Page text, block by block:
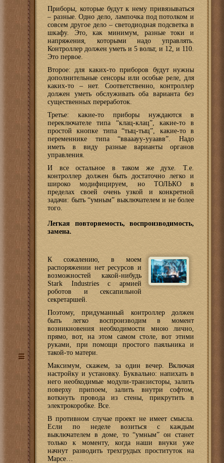
Приборы, которые будут к нему привязываться
– разные. Одно дело, лампочка под потолком и
совсем другое дело – светодиодная подсветка в
шкафу. Это, как минимум, разные токи и
напряжения, которыми надо управлять.
Контроллер должен уметь и 5 вольт, и 12, и 110.
Это первое.
Второе: для каких-то приборов будут нужны
дополнительные сенсоры или особые реле, для
каких-то – нет. Соответственно, контроллер
должен уметь обслуживать оба варианта без
существенных переработок.
Третье: какие-то приборы нуждаются в
переключателе типа “клац-клац”, какие-то в
простой кнопке типа “тыц-тыц”, какие-то в
переменнике типа “ввааауу-ууаавв”. Надо
иметь в виду разные варианты органов
управления.
И все остальное в таком же духе. Т.е.
контроллер должен быть достаточно легко и
широко модифицируем, но ТОЛЬКО в
пределах своей очень узкой и конкретной
задачи: быть “умным” выключателем и не более
того.
Легкая повторяемость, воспроизводимость,
замена.
К сожалению, в моем
распоряжении нет ресурсов и
возможностей какой-нибудь
Stark Industries с армией
роботов и сексапильной
секретаршей.
Поэтому, придуманный контроллер должен
быть легко воспроизводим в момент
возникновения необходимости мною лично,
прямо, вот, на этом самом столе, вот этими
руками, при помощи простого паяльника и
такой-то матери.
Максимум, скажем, за один вечер. Включая
настройку и установку. Буквально: напихать в
него необходимые модули-транзисторы, залить
поверху припоем, залить внутри софтом,
воткнуть провода из стены, прикрутить в
электрокоробке. Все.
В противном случае проект не имеет смысла.
Если по неделе возиться с каждым
выключателем в доме, то “умным” он станет
только к моменту, когда наши внуки уже
начнут разводить трехгрудых проституток на
Марсе…